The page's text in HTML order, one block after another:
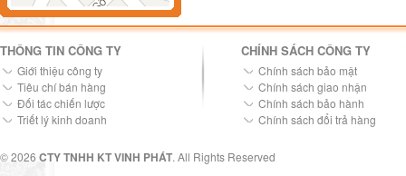
THÔNG TIN CÔNG TY
Giới thiệu công ty
Tiêu chí bán hàng
Đối tác chiến lược
Triết lý kinh doanh
CHÍNH SÁCH CÔNG TY
Chính sách bảo mật
Chính sách giao nhận
Chính sách bảo hành
Chính sách đổi trả hàng
© 2026 CTY TNHH KT VINH PHÁT. All Rights Reserved